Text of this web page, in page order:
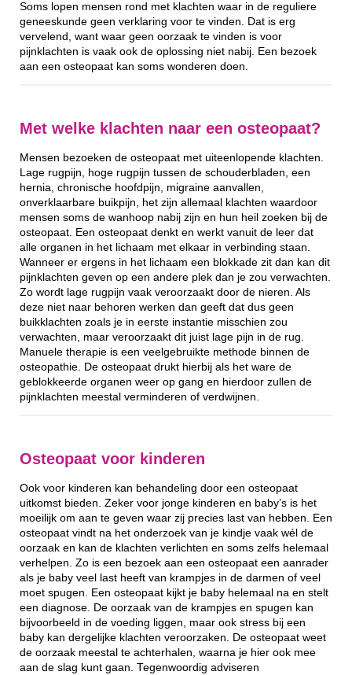
Soms lopen mensen rond met klachten waar in de reguliere
geneeskunde geen verklaring voor te vinden. Dat is erg
vervelend, want waar geen oorzaak te vinden is voor
pijnklachten is vaak ook de oplossing niet nabij. Een bezoek
aan een osteopaat kan soms wonderen doen.
Met welke klachten naar een osteopaat?
Mensen bezoeken de osteopaat met uiteenlopende klachten.
Lage rugpijn, hoge rugpijn tussen de schouderbladen, een
hernia, chronische hoofdpijn, migraine aanvallen,
onverklaarbare buikpijn, het zijn allemaal klachten waardoor
mensen soms de wanhoop nabij zijn en hun heil zoeken bij de
osteopaat. Een osteopaat denkt en werkt vanuit de leer dat
alle organen in het lichaam met elkaar in verbinding staan.
Wanneer er ergens in het lichaam een blokkade zit dan kan dit
pijnklachten geven op een andere plek dan je zou verwachten.
Zo wordt lage rugpijn vaak veroorzaakt door de nieren. Als
deze niet naar behoren werken dan geeft dat dus geen
buikklachten zoals je in eerste instantie misschien zou
verwachten, maar veroorzaakt dit juist lage pijn in de rug.
Manuele therapie is een veelgebruikte methode binnen de
osteopathie. De osteopaat drukt hierbij als het ware de
geblokkeerde organen weer op gang en hierdoor zullen de
pijnklachten meestal verminderen of verdwijnen.
Osteopaat voor kinderen
Ook voor kinderen kan behandeling door een osteopaat
uitkomst bieden. Zeker voor jonge kinderen en baby’s is het
moeilijk om aan te geven waar zij precies last van hebben. Een
osteopaat vindt na het onderzoek van je kindje vaak wél de
oorzaak en kan de klachten verlichten en soms zelfs helemaal
verhelpen. Zo is een bezoek aan een osteopaat een aanrader
als je baby veel last heeft van krampjes in de darmen of veel
moet spugen. Een osteopaat kijkt je baby helemaal na en stelt
een diagnose. De oorzaak van de krampjes en spugen kan
bijvoorbeeld in de voeding liggen, maar ook stress bij een
baby kan dergelijke klachten veroorzaken. De osteopaat weet
de oorzaak meestal te achterhalen, waarna je hier ook mee
aan de slag kunt gaan. Tegenwoordig adviseren